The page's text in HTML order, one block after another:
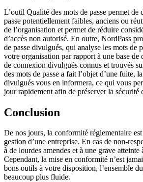
L’outil Qualité des mots de passe permet de
passe potentiellement faibles, anciens ou
de l’organisation et permet de réduire
d’accès non autorisé. En outre, NordPass
de passe divulgués, qui analyse les mots de
votre organisation par rapport à une base de
de connexion divulgués connus et trouvés
des mots de passe a fait l’objet d’une fuite,
divulgués vous en informera, ce qui vous
jour rapidement afin de préserver la sécurité
Conclusion
De nos jours, la conformité réglementaire
gestion d’une entreprise. En cas de non-
à de lourdes amendes et à une grave
Cependant, la mise en conformité n’est
bons outils à votre disposition, l’ensemble
beaucoup plus fluide.